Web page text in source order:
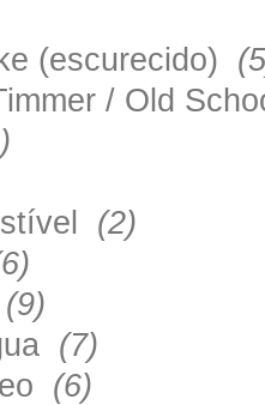
(escurecido)
/ Old
(2)
(9)
(7)
(6)